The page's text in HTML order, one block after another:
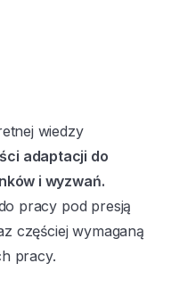
wiedzy
adaptacji do
i wyzwań.
pracy pod presją
częściej wymaganą
pracy.